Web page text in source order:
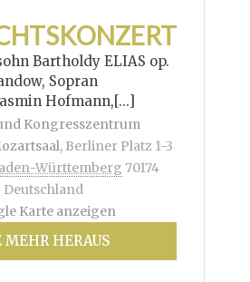
Bartholdy ELIAS op.
Randow, Sopran
Hofmann,[...]
Kongresszentrum
, Berliner Platz 1-3
Württemberg 70174
Deutschland
Karte anzeigen
MEHR HERAUS